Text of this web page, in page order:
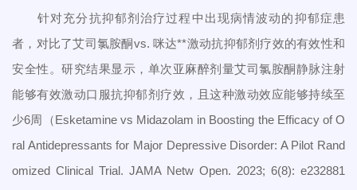
针对充分抗抑郁剂治疗过程中出现病情波动的抑郁症患
者，对比了艾司氯胺酮vs. 咪达**激动抗抑郁剂疗效的有效性和
安全性。研究结果显示，单次亚麻醉剂量艾司氯胺酮静脉注射
能够有效激动口服抗抑郁剂疗效，且这种激动效应能够持续至
少6周（Esketamine vs Midazolam in Boosting the Efficacy of O
ral Antidepressants for Major Depressive Disorder: A Pilot Rand
omized Clinical Trial. JAMA Netw Open. 2023; 6(8): e232881